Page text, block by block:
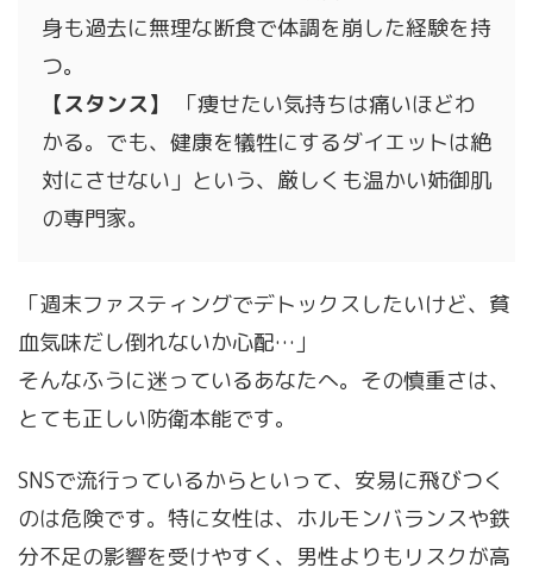
身も過去に無理な断食で体調を崩した経験を持
つ。
【スタンス】
「痩せたい気持ちは痛いほどわ
かる。でも、健康を犠牲にするダイエットは絶
対にさせない」という、厳しくも温かい姉御肌
の専門家。
「週末ファスティングでデトックスしたいけど、貧
血気味だし倒れないか心配…」
そんなふうに迷っているあなたへ。その慎重さは、
とても正しい防衛本能です。
SNSで流行っているからといって、安易に飛びつく
のは危険です。特に女性は、ホルモンバランスや鉄
分不足の影響を受けやすく、男性よりもリスクが高